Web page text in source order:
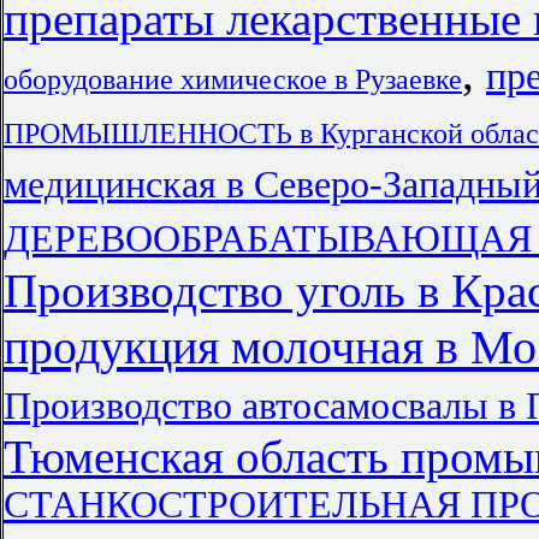
препараты
оборудование химическое в Рузаевке,
ПРОМЫШЛЕННОСТЬ в Курганской
медицинская в Северо-
ДЕРЕВООБРАБАТЫВАЮЩАЯ
Производство уголь в
продукция молочная в
Производство автосамосвалы
Тюменская область
СТАНКОСТРОИТЕЛЬНАЯ